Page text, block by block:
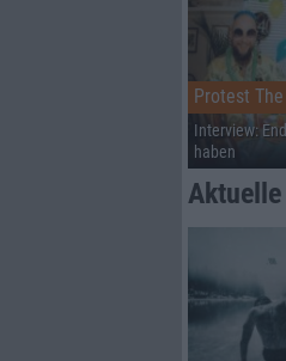
Protest
Interview:
haben
Aktuelle